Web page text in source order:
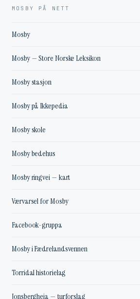
MOSBY PÅ NETT
Mosby
Mosby — Store Norske Leksikon
Mosby stasjon
Mosby på Ikkepedia
Mosby skole
Mosby bedehus
Mosby ringvei — kart
Værvarsel for Mosby
Facebook-gruppa
Mosby i Fædrelandsvennen
Torridal historielag
Jonsbergheia — turforslag